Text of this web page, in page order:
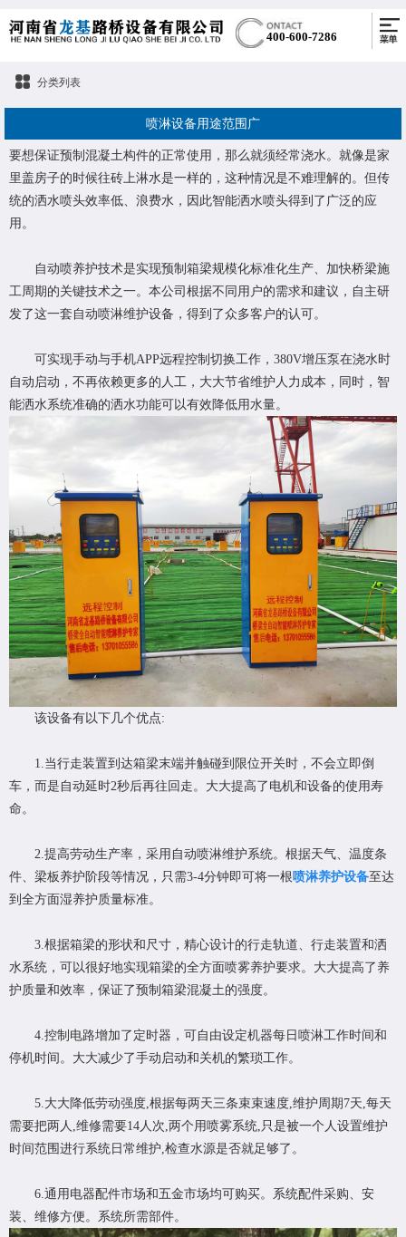
400-600-7286
分类列表
喷淋设备用途范围广
要想保证预制混凝土构件的正常使用，那么就须经常浇水。就像是家
里盖房子的时候往砖上淋水是一样的，这种情况是不难理解的。但传
统的洒水喷头效率低、浪费水，因此智能洒水喷头得到了广泛的应
用。
自动喷养护技术是实现预制箱梁规模化标准化生产、加快桥梁施
工周期的关键技术之一。本公司根据不同用户的需求和建议，自主研
发了这一套自动喷淋维护设备，得到了众多客户的认可。
可实现手动与手机APP远程控制切换工作，380V增压泵在浇水时
自动启动，不再依赖更多的人工，大大节省维护人力成本，同时，智
能洒水系统准确的洒水功能可以有效降低用水量。
该设备有以下几个优点:
1.当行走装置到达箱梁末端并触碰到限位开关时，不会立即倒
车，而是自动延时2秒后再往回走。大大提高了电机和设备的使用寿
命。
2.提高劳动生产率，采用自动喷淋维护系统。根据天气、温度条
件、梁板养护阶段等情况，只需3-4分钟即可将一根喷淋养护设备至达
到全方面湿养护质量标准。
3.根据箱梁的形状和尺寸，精心设计的行走轨道、行走装置和洒
水系统，可以很好地实现箱梁的全方面喷雾养护要求。大大提高了养
护质量和效率，保证了预制箱梁混凝土的强度。
4.控制电路增加了定时器，可自由设定机器每日喷淋工作时间和
停机时间。大大减少了手动启动和关机的繁琐工作。
5.大大降低劳动强度,根据每两天三条束束速度,维护周期7天,每天
需要把两人,维修需要14人次,两个用喷雾系统,只是被一个人设置维护
时间范围进行系统日常维护,检查水源是否就足够了。
6.通用电器配件市场和五金市场均可购买。系统配件采购、安
装、维修方便。系统所需部件。